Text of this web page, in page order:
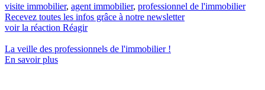
visite immobilier, agent immobilier, professionnel de l'immobilier
Recevez toutes les infos grâce à notre newsletter
voir la réaction Réagir
La veille des professionnels de l'immobilier!
En savoir plus